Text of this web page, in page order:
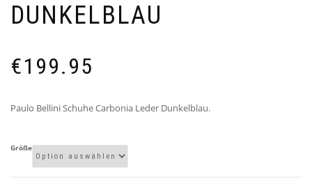
DUNKELBLAU
€199.95
Paulo Bellini Schuhe Carbonia Leder Dunkelblau.
Größe